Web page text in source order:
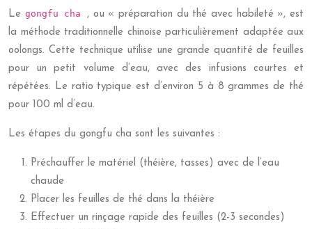
Le gongfu cha , ou « préparation du thé avec habileté », est
la méthode traditionnelle chinoise particulièrement adaptée aux
oolongs. Cette technique utilise une grande quantité de feuilles
pour un petit volume d’eau, avec des infusions courtes et
répétées. Le ratio typique est d’environ 5 à 8 grammes de thé
pour 100 ml d’eau.
Les étapes du gongfu cha sont les suivantes :
Préchauffer le matériel (théière, tasses) avec de l’eau
chaude
Placer les feuilles de thé dans la théière
Effectuer un rinçage rapide des feuilles (2-3 secondes)